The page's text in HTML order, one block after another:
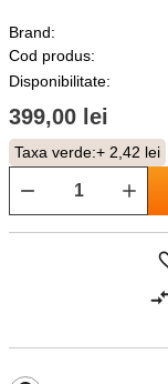
Brand:
Cod produs:
Disponibilitate:
399,00 lei
Taxa verde:+ 2,42 lei